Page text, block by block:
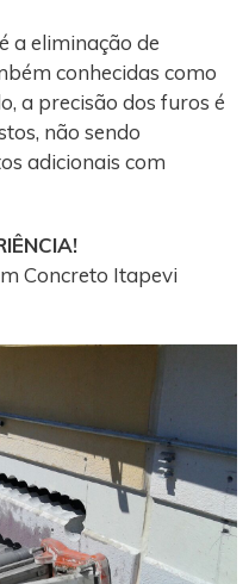
a eliminação de
conhecidas como
a precisão dos furos é
não sendo
adicionais com
Concreto Itapevi